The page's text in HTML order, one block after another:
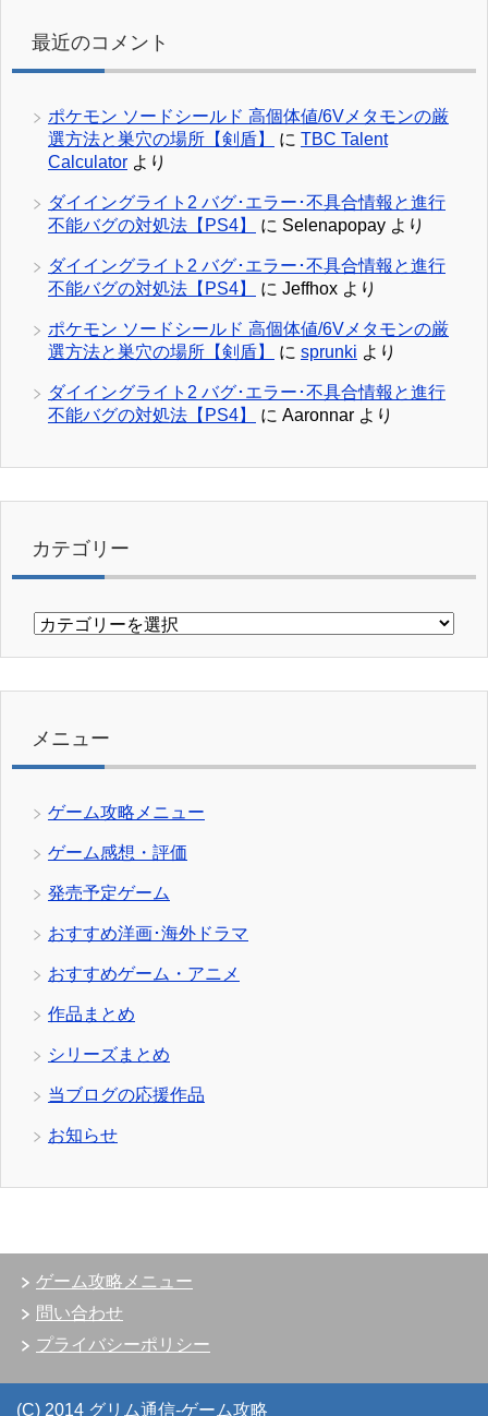
最近のコメント
ポケモン ソードシールド 高個体値/6Vメタモンの厳
選方法と巣穴の場所【剣盾】
に TBC Talent
Calculator より
ダイイングライト2 バグ･エラー･不具合情報と進行
不能バグの対処法【PS4】
に Selenapopay より
ダイイングライト2 バグ･エラー･不具合情報と進行
不能バグの対処法【PS4】
に Jeffhox より
ポケモン ソードシールド 高個体値/6Vメタモンの厳
選方法と巣穴の場所【剣盾】
に sprunki より
ダイイングライト2 バグ･エラー･不具合情報と進行
不能バグの対処法【PS4】
に Aaronnar より
カテゴリー
カ
リ
メニュー
ゲーム攻略メニュー
ゲーム感想・評価
発売予定ゲーム
おすすめ洋画･海外ドラマ
おすすめゲーム・アニメ
作品まとめ
シリーズまとめ
当ブログの応援作品
お知らせ
ゲーム攻略メニュー
問い合わせ
プライバシーポリシー
(C) 2014 グリム通信-ゲーム攻略